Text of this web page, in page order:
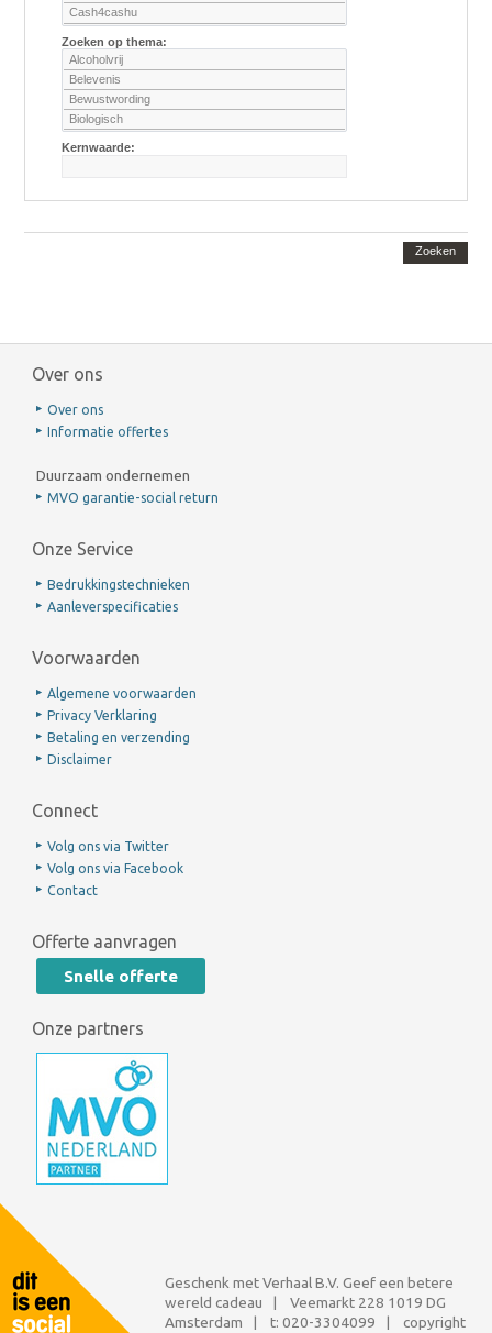
Zoeken op thema:
Kernwaarde:
Zoeken
Over ons
Over ons
Informatie offertes
Duurzaam ondernemen
MVO garantie-social return
Onze Service
Bedrukkingstechnieken
Aanleverspecificaties
Voorwaarden
Algemene voorwaarden
Privacy Verklaring
Betaling en verzending
Disclaimer
Connect
Volg ons via Twitter
Volg ons via Facebook
Contact
Offerte aanvragen
Snelle offerte
Onze partners
Geschenk met Verhaal B.V. Geef een betere
wereld cadeau | Veemarkt 228 1019 DG
Amsterdam | t: 020-3304099 | copyright